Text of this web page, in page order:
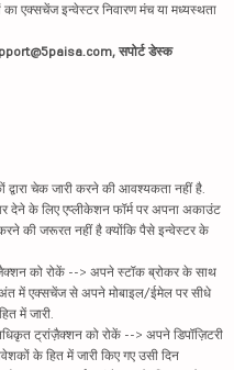
एक्सचेंज इन्वेस्टर निवारण मंच या मध्यस्थता
सपोर्ट डेस्क
चेक जारी करने की आवश्यकता नहीं है.
के लिए एप्लीकेशन फॉर्म पर अपना अकाउंट
की जरूरत नहीं है क्योंकि पैसे इन्वेस्टर के
को रोकें --> अपने स्टॉक ब्रोकर के साथ
में एक्सचेंज से अपने मोबाइल/ईमेल पर सीधे
में जारी.
ट्रांज़ैक्शन को रोकें --> अपने डिपॉज़िटरी
के हित में जारी किए गए उसी दिन